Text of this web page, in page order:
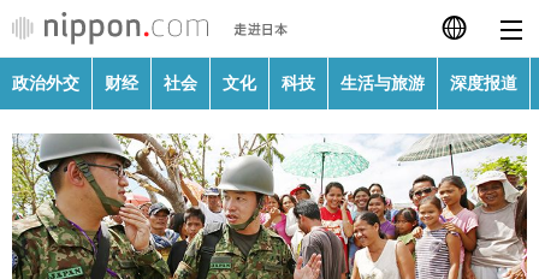
日本語
English
繁體字
Français
政治外交
政治外交 财经 社会 文化 科技 生活与旅游 深度报道